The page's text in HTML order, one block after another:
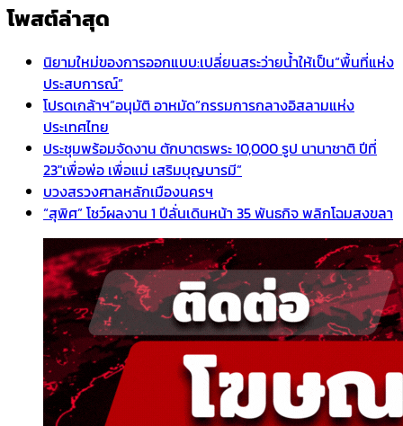
โพสต์ล่าสุด
นิยามใหม่ของการออกแบบ:เปลี่ยนสระว่ายน้ำให้เป็น“พื้นที่แห่ง
ประสบการณ์”
โปรดเกล้าฯ”อนุมัติ อาหมัด”กรรมการกลางอิสลามแห่ง
ประเทศไทย
ประชุมพร้อมจัดงาน ตักบาตรพระ 10,000 รูป นานาชาติ ปีที่
23″เพื่อพ่อ เพื่อแม่ เสริมบุญบารมี”
บวงสรวงศาลหลักเมืองนครฯ
“สุพิศ” โชว์ผลงาน 1 ปีลั่นเดินหน้า 35 พันธกิจ พลิกโฉมสงขลา